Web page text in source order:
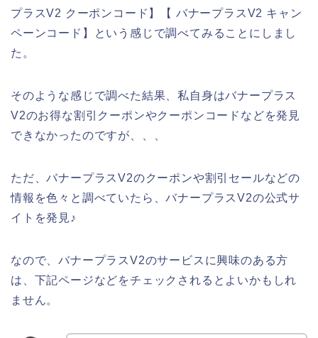
プラスV2 クーポンコード】【 バナープラスV2 キャン
ペーンコード】という感じで調べてみることにしまし
た。
そのような感じで調べた結果、私自身はバナープラス
V2のお得な割引クーポンやクーポンコードなどを発見
できなかったのですが、、、
ただ、バナープラスV2のクーポンや割引セールなどの
情報を色々と調べていたら、バナープラスV2の公式サ
イトを発見♪
なので、バナープラスV2のサービスに興味のある方
は、下記ページなどをチェックされるとよいかもしれ
ません。